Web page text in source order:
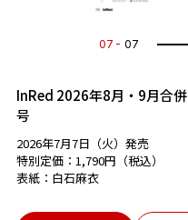
07 07
InRed 2026年8月・9月合併
号
2026年7月7日（火）発売
特別定価：1,790円（税込）
表紙：白石麻衣